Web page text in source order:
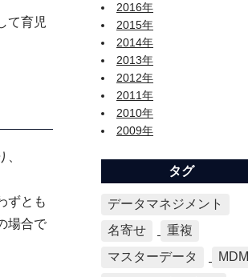
て育児
ずとも
場合で
2016年
2015年
2014年
2013年
2012年
2011年
2010年
2009年
タグ
データマネジメント
名寄せ
重複
マスターデータ
MDM